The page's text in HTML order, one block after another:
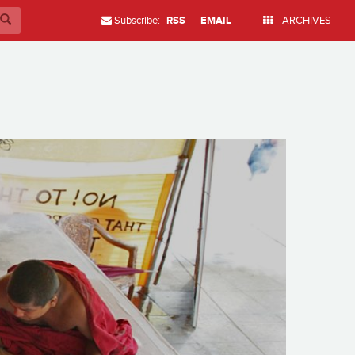
Subscribe: RSS | EMAIL ARCHIVES